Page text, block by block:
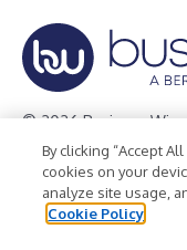
© 2026 Business
Privacy Policy
Terms of Use
Legal
By clicking “Accept
cookies on your
analyze site usage,
Cookie Policy